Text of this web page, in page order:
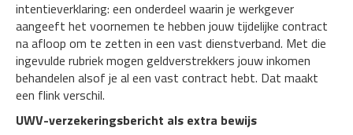
intentieverklaring: een onderdeel waarin je werkgever
aangeeft het voornemen te hebben jouw tijdelijke contract
na afloop om te zetten in een vast dienstverband. Met die
ingevulde rubriek mogen geldverstrekkers jouw inkomen
behandelen alsof je al een vast contract hebt. Dat maakt
een flink verschil.
UWV-verzekeringsbericht als extra bewijs